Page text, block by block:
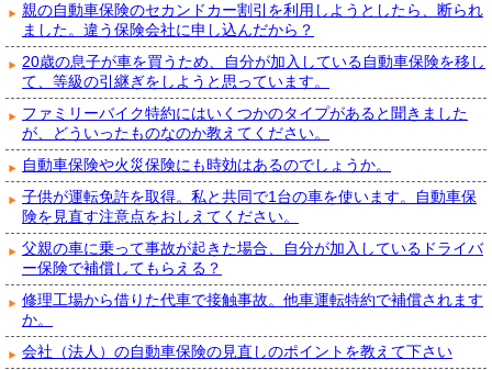
親の自動車保険のセカンドカー割引を利用しようとしたら、断られ
ました。違う保険会社に申し込んだから？
20歳の息子が車を買うため、自分が加入している自動車保険を移し
て、等級の引継ぎをしようと思っています。
ファミリーバイク特約にはいくつかのタイプがあると聞きました
が、どういったものなのか教えてください。
自動車保険や火災保険にも時効はあるのでしょうか。
子供が運転免許を取得。私と共同で1台の車を使います。自動車保
険を見直す注意点をおしえてください。
父親の車に乗って事故が起きた場合、自分が加入しているドライバ
ー保険で補償してもらえる？
修理工場から借りた代車で接触事故。他車運転特約で補償されます
か。
会社（法人）の自動車保険の見直しのポイントを教えて下さい